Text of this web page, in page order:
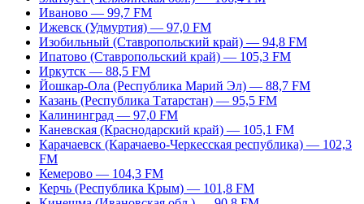
Иваново — 99,7 FM
Ижевск (Удмуртия) — 97,0 FM
Изобильный (Ставропольский край) — 94,8 FM
Ипатово (Ставропольский край) — 105,3 FM
Иркутск — 88,5 FM
Йошкар-Ола (Республика Марий Эл) — 88,7 FM
Казань (Республика Татарстан) — 95,5 FM
Калининград — 97,0 FM
Каневская (Краснодарский край) — 105,1 FM
Карачаевск (Карачаево-Черкесская республика) — 102,3
FM
Кемерово — 104,3 FM
Керчь (Республика Крым) — 101,8 FM